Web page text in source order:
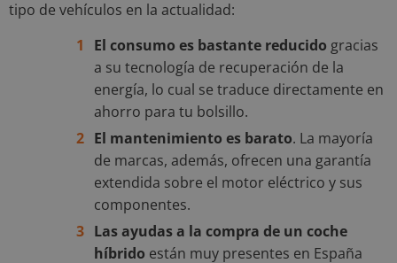
tipo de vehículos en la actualidad:
El consumo es bastante reducido gracias
a su tecnología de recuperación de la
energía, lo cual se traduce directamente en
ahorro para tu bolsillo.
El mantenimiento es barato. La mayoría
de marcas, además, ofrecen una garantía
extendida sobre el motor eléctrico y sus
componentes.
Las ayudas a la compra de un coche
híbrido están muy presentes en España